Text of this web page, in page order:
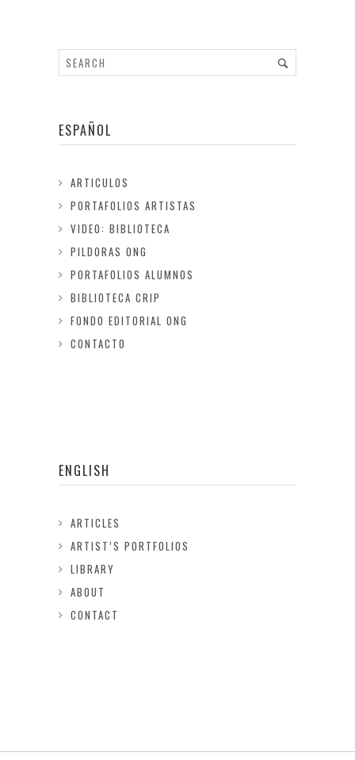
ESPAÑOL
ARTICULOS
PORTAFOLIOS ARTISTAS
VIDEO: BIBLIOTECA
PILDORAS ONG
PORTAFOLIOS ALUMNOS
BIBLIOTECA CRIP
FONDO EDITORIAL ONG
CONTACTO
ENGLISH
ARTICLES
ARTIST’S PORTFOLIOS
LIBRARY
ABOUT
CONTACT